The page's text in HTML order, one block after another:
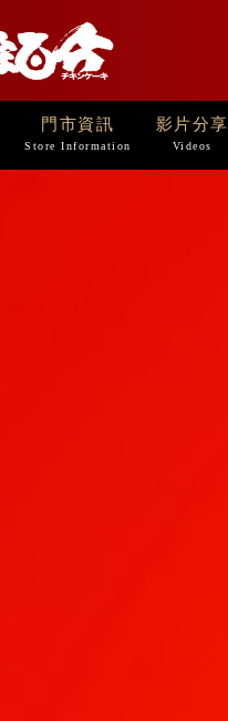
門市資訊
Store Information
影片分享
Videos